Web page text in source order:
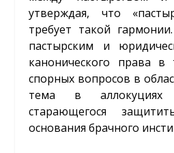
утверждая, что
требует такой
пастырским и
канонического права в
спорных вопросов в
тема в аллокуциях
старающегося
основания брачного